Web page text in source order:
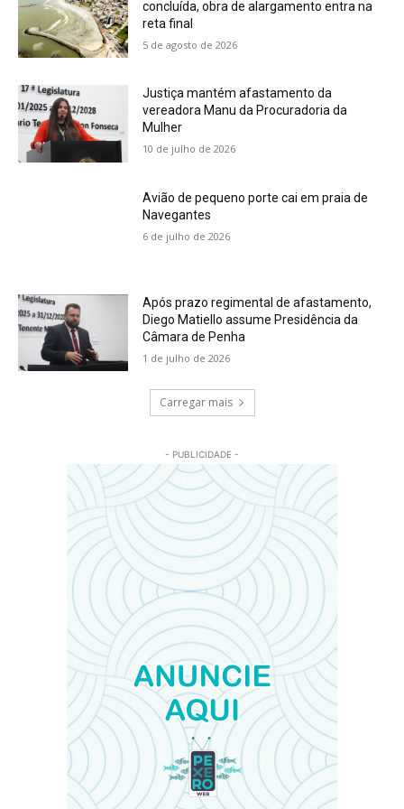
concluída, obra de alargamento entra na
reta final
5 de agosto de 2026
Justiça mantém afastamento da
vereadora Manu da Procuradoria da
Mulher
10 de julho de 2026
Avião de pequeno porte cai em praia de
Navegantes
6 de julho de 2026
Após prazo regimental de afastamento,
Diego Matiello assume Presidência da
Câmara de Penha
1 de julho de 2026
Carregar mais
- PUBLICIDADE -